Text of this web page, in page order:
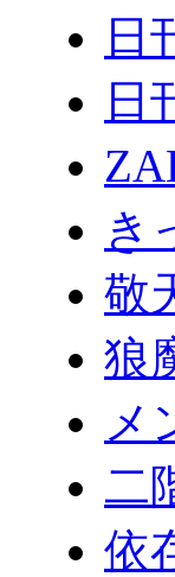
日
日
き
敬
狼
メ
二
依